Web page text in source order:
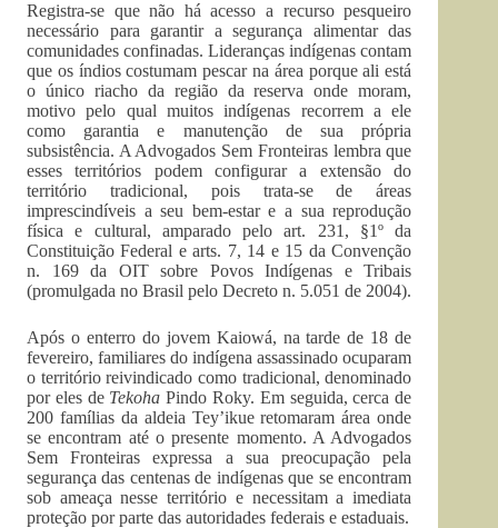
Registra-se que não há acesso a recurso pesqueiro
necessário para garantir a segurança alimentar das
comunidades confinadas. Lideranças indígenas contam
que os índios costumam pescar na área porque ali está
o único riacho da região da reserva onde moram,
motivo pelo qual muitos indígenas recorrem a ele
como garantia e manutenção de sua própria
subsistência. A Advogados Sem Fronteiras lembra que
esses territórios podem configurar a extensão do
território tradicional, pois trata-se de áreas
imprescindíveis a seu bem-estar e a sua reprodução
física e cultural, amparado pelo art. 231, §1º da
Constituição Federal e arts. 7, 14 e 15 da Convenção
n. 169 da OIT sobre Povos Indígenas e Tribais
(promulgada no Brasil pelo Decreto n. 5.051 de 2004).
Após o enterro do jovem Kaiowá, na tarde de 18 de
fevereiro, familiares do indígena assassinado ocuparam
o território reivindicado como tradicional, denominado
por eles de Tekoha Pindo Roky. Em seguida, cerca de
200 famílias da aldeia Tey’ikue retomaram área onde
se encontram até o presente momento. A Advogados
Sem Fronteiras expressa a sua preocupação pela
segurança das centenas de indígenas que se encontram
sob ameaça nesse território e necessitam a imediata
proteção por parte das autoridades federais e estaduais.